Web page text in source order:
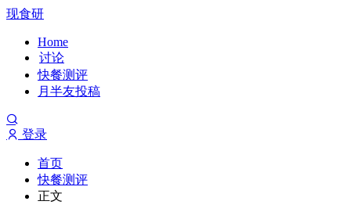
现食研
Home
讨论
快餐测评
月半友投稿
登录
首页
快餐测评
正文